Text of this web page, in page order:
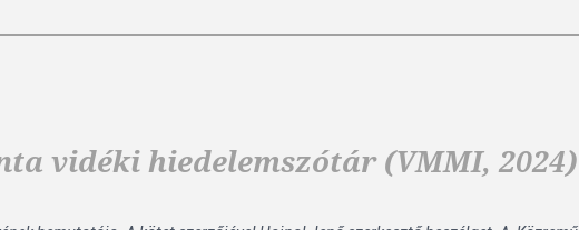
vidéki hiedelemszótár (VMMI,